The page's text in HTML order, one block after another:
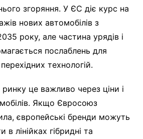
згоряння. У ЄС діє курс на
нових автомобілів з
року, але частина урядів і
послаблень для
технологій.
це важливо через ціни і
Якщо Євросоюз
європейські бренди можуть
лінійках гібридні та